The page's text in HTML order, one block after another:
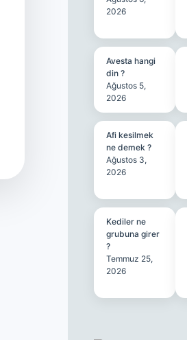
2026
Avesta hangi
din ?
Ağustos 5,
2026
Afi kesilmek
ne demek ?
Ağustos 3,
2026
Kediler ne
grubuna girer
?
Temmuz 25,
2026